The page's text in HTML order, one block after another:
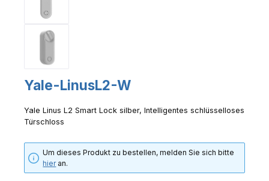
Yale-LinusL2-W
Yale Linus L2 Smart Lock silber, Intelligentes schlüsselloses
Türschloss
Um dieses Produkt zu bestellen, melden Sie sich bitte
hieran.